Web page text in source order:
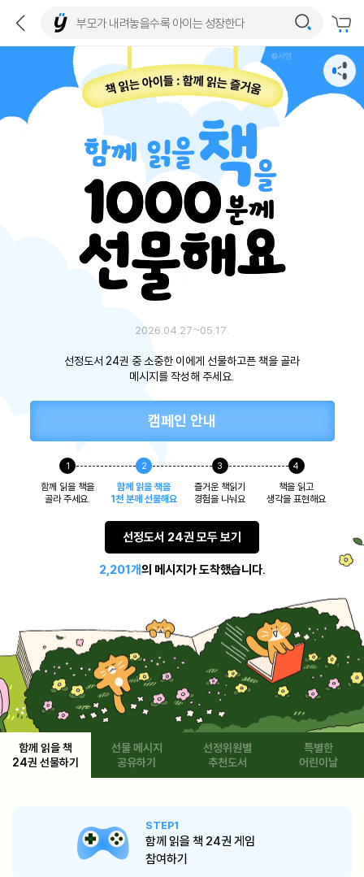
2026.04.27~05.17.
선정도서 24권 중 소중한 이에게 선물하고픈 책을 골라
메시지를 작성해 주세요.
캠페인 안내
1
함께 읽을 책을
골라 주세요.
2
함께 읽을 책을
1천 분께 선물해요
3
즐거운 책읽기
경험을 나눠요
4
책을 읽고
생각을 표현해요
선정도서 24권 모두 보기
2,201개의 메시지가 도착했습니다.
함께 읽을 책
24권 선물하기
선물 메시지
공유하기
선정위원별
추천도서
특별한
어린이날
STEP1
함께 읽을 책 24권 게임
참여하기